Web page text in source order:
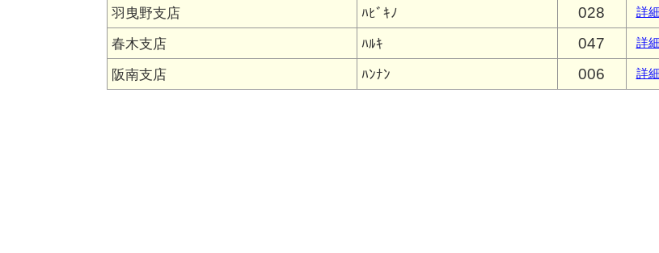
羽曳野支店 ﾊﾋﾞｷﾉ 028 詳
春木支店 ﾊﾙｷ 047 詳
阪南支店 ﾊﾝﾅﾝ 006 詳